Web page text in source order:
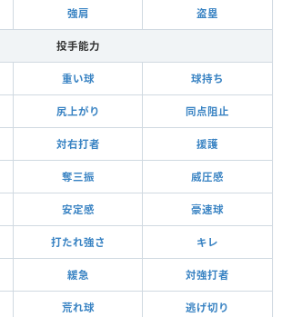
強肩 盗塁
投手能力
重い球 球持ち
尻上がり 同点阻止
対右打者 援護
奪三振 威圧感
安定感 豪速球
打たれ強さ キレ
緩急 対強打者
荒れ球 逃げ切り